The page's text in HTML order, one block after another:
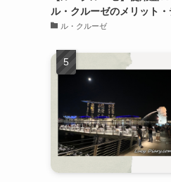
ル・クルーゼのメリット
ル・クルーゼ